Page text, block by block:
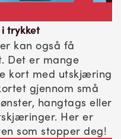
trykket
kan også få
Det er mange
kort med utskjæring
gjennom små
hangtags eller
Her er
som stopper deg!